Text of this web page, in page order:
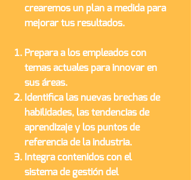
crearemos un plan a medida para
mejorar tus resultados.
Prepara a los empleados con
temas actuales para innovar en
sus áreas.
Identifica las nuevas brechas de
habilidades, las tendencias de
aprendizaje y los puntos de
referencia de la industria.
Integra contenidos con el
sistema de gestión del